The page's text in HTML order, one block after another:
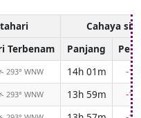
Cahaya
Terbenam Panjang
293° WNW 14h 01m
-
293° WNW 13h 59m
-